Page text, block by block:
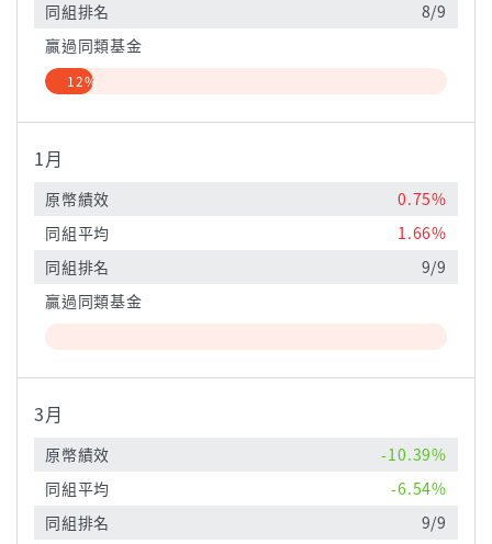
同組排名
8/9
贏過同類基金
12%
1月
原幣績效
0.75%
同組平均
1.66%
同組排名
9/9
贏過同類基金
3月
原幣績效
-10.39%
同組平均
-6.54%
同組排名
9/9